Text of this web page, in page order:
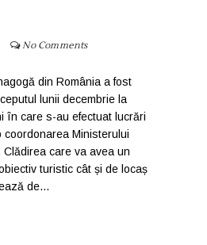
No Comments
din România a fost
lunii decembrie la
în care s-au efectuat lucrări
Ministerului
Clădirea care va avea un
turistic cât și de locaș
de…